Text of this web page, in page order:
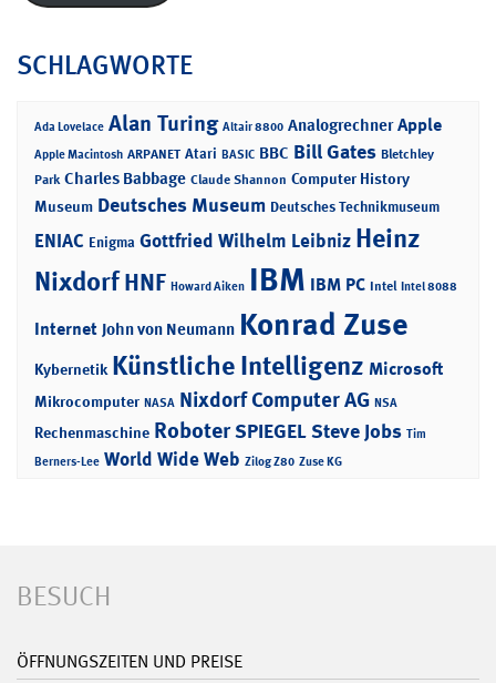
SCHLAGWORTE
Ada Lovelace Alan Turing Altair 8800 Analogrechner Apple
Apple Macintosh ARPANET Atari BASIC BBC Bill Gates Bletchley
Park Charles Babbage Claude Shannon Computer History
Museum Deutsches Museum Deutsches Technikmuseum
ENIAC Enigma Gottfried Wilhelm Leibniz Heinz
NixdorfHNF Howard Aiken IBM IBM PC Intel Intel 8088
Internet John von Neumann Konrad Zuse
Kybernetik Künstliche Intelligenz Microsoft
Mikrocomputer NASA Nixdorf Computer AG NSA
Rechenmaschine RoboterSPIEGELSteve Jobs Tim
Berners-Lee World Wide Web Zilog Z80 Zuse KG
BESUCH
ÖFFNUNGSZEITEN UND PREISE